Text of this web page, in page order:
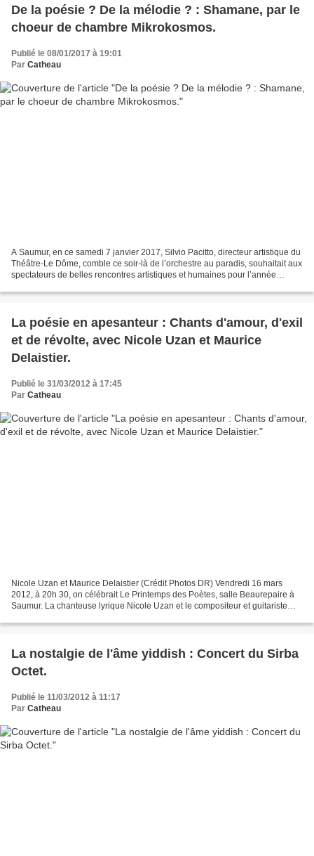
De la poésie ? De la mélodie ? : Shamane, par le
choeur de chambre Mikrokosmos.
Publié le 08/01/2017 à 19:01
Par Catheau
A Saumur, en ce samedi 7 janvier 2017, Silvio Pacitto, directeur artistique du
Théâtre-Le Dôme, comble ce soir-là de l’orchestre au paradis, souhaitait aux
spectateurs de belles rencontres artistiques et humaines pour l’année
La poésie en apesanteur : Chants d'amour, d'exil
et de révolte, avec Nicole Uzan et Maurice
Delaistier.
Publié le 31/03/2012 à 17:45
Par Catheau
Nicole Uzan et Maurice Delaistier (Crédit Photos DR) Vendredi 16 mars
2012, à 20h 30, on célébrait Le Printemps des Poètes, salle Beaurepaire à
Saumur. La chanteuse lyrique Nicole Uzan et le compositeur et guitariste
La nostalgie de l'âme yiddish : Concert du Sirba
Octet.
Publié le 11/03/2012 à 11:17
Par Catheau